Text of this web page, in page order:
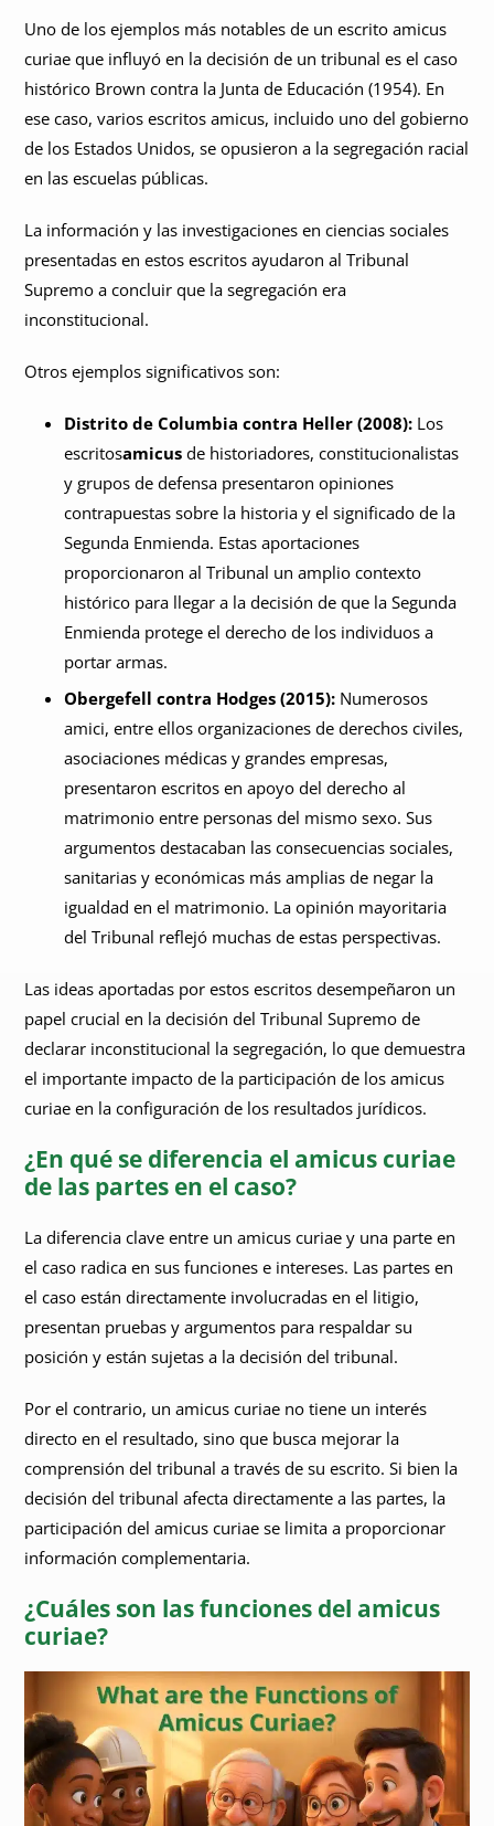
Uno de los ejemplos más notables de un escrito amicus
curiae que influyó en la decisión de un tribunal es el caso
histórico Brown contra la Junta de Educación (1954). En
ese caso, varios escritos amicus, incluido uno del gobierno
de los Estados Unidos, se opusieron a la segregación racial
en las escuelas públicas.
La información y las investigaciones en ciencias sociales
presentadas en estos escritos ayudaron al Tribunal
Supremo a concluir que la segregación era
inconstitucional.
Otros ejemplos significativos son:
Distrito de Columbia contra Heller (2008): Los
escritosamicusde historiadores, constitucionalistas
y grupos de defensa presentaron opiniones
contrapuestas sobre la historia y el significado de la
Segunda Enmienda. Estas aportaciones
proporcionaron al Tribunal un amplio contexto
histórico para llegar a la decisión de que la Segunda
Enmienda protege el derecho de los individuos a
portar armas.
Obergefell contra Hodges (2015): Numerosos
amici, entre ellos organizaciones de derechos civiles,
asociaciones médicas y grandes empresas,
presentaron escritos en apoyo del derecho al
matrimonio entre personas del mismo sexo. Sus
argumentos destacaban las consecuencias sociales,
sanitarias y económicas más amplias de negar la
igualdad en el matrimonio. La opinión mayoritaria
del Tribunal reflejó muchas de estas perspectivas.
Las ideas aportadas por estos escritos desempeñaron un
papel crucial en la decisión del Tribunal Supremo de
declarar inconstitucional la segregación, lo que demuestra
el importante impacto de la participación de los amicus
curiae en la configuración de los resultados jurídicos.
¿En qué se diferencia el amicus curiae
de las partes en el caso?
La diferencia clave entre un amicus curiae y una parte en
el caso radica en sus funciones e intereses. Las partes en
el caso están directamente involucradas en el litigio,
presentan pruebas y argumentos para respaldar su
posición y están sujetas a la decisión del tribunal.
Por el contrario, un amicus curiae no tiene un interés
directo en el resultado, sino que busca mejorar la
comprensión del tribunal a través de su escrito. Si bien la
decisión del tribunal afecta directamente a las partes, la
participación del amicus curiae se limita a proporcionar
información complementaria.
¿Cuáles son las funciones del amicus
curiae?